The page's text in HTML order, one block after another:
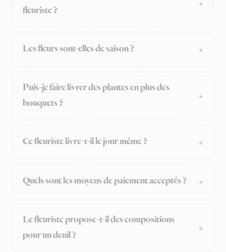
fleuriste ?
Les fleurs sont-elles de saison ?
Puis-je faire livrer des plantes en plus des
bouquets ?
Ce fleuriste livre-t-il le jour même ?
Quels sont les moyens de paiement acceptés ?
Le fleuriste propose-t-il des compositions
pour un deuil ?